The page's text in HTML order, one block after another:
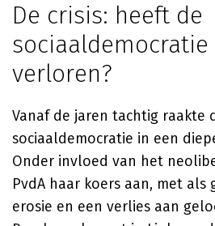
De crisis: heeft de
verloren?
Vanaf de jaren tachtig raakte
sociaaldemocratie in een
Onder invloed van het
PvdA haar koers aan, met
erosie en een verlies aan